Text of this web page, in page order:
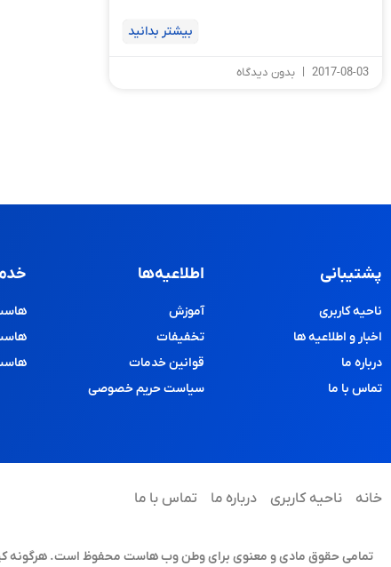
بیشتر بدانید
2017-08-03 بدون دیدگاه
پشتیبانی
ناحیه کاربری
اخبار و اطلاعیه ها
درباره ما
تماس با ما
اطلاعیه‌ها
آموزش
تخفیفات
قوانین خدمات
سیاست حریم خصوصی
خانه ناحیه کاربری درباره ما تماس با ما
تمامی حقوق مادی و معنوی برای وطن وب هاست محفوظ است. هرگونه کپی